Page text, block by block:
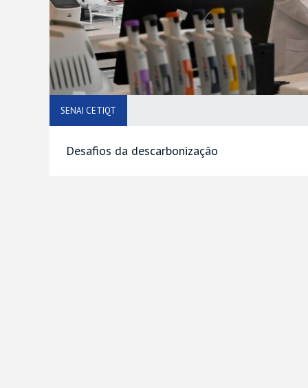
SENAI CETIQT
Desafios da descarbonização